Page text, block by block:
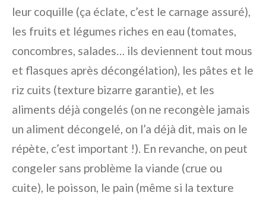
leur coquille (ça éclate, c’est le carnage assuré),
les fruits et légumes riches en eau (tomates,
concombres, salades… ils deviennent tout mous
et flasques après décongélation), les pâtes et le
riz cuits (texture bizarre garantie), et les
aliments déjà congelés (on ne recongèle jamais
un aliment décongelé, on l’a déjà dit, mais on le
répète, c’est important !). En revanche, on peut
congeler sans problème la viande (crue ou
cuite), le poisson, le pain (même si la texture